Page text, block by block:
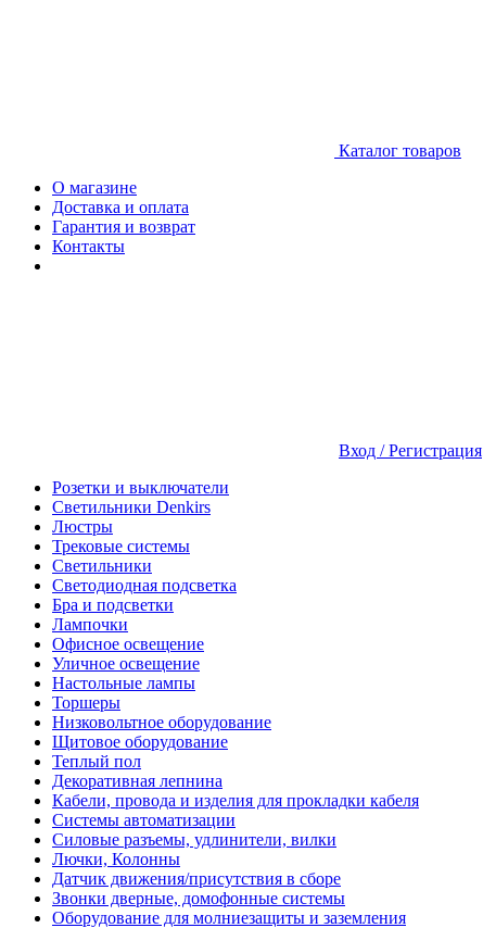
Каталог товаров
О магазине
Доставка и оплата
Гарантия и возврат
Контакты
Вход / Регистрация
Розетки и выключатели
Светильники Denkirs
Люстры
Трековые системы
Светильники
Светодиодная подсветка
Бра и подсветки
Лампочки
Офисное освещение
Уличное освещение
Настольные лампы
Торшеры
Низковольтное оборудование
Щитовое оборудование
Теплый пол
Декоративная лепнина
Кабели, провода и изделия для прокладки кабеля
Системы автоматизации
Силовые разъемы, удлинители, вилки
Лючки, Колонны
Датчик движения/присутствия в сборе
Звонки дверные, домофонные системы
Оборудование для молниезащиты и заземления